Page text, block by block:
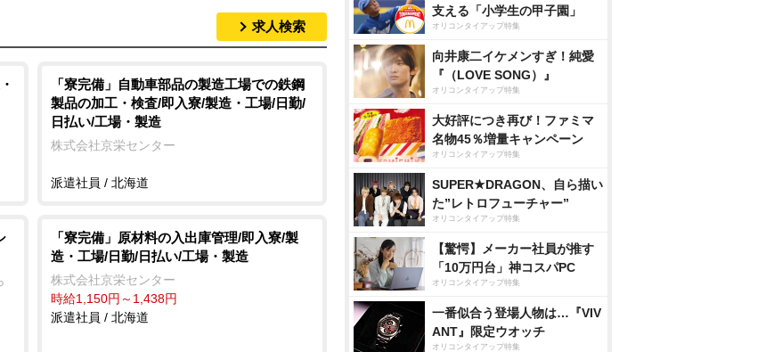
求人検索
「寮完備」自動車部品の製造工場での鉄鋼
製品の加工・検査/即入寮/製造・工場/日勤/
日払い/工場・製造
株式会社京栄センター
派遣社員 / 北海道
「寮完備」原材料の入出庫管理/即入寮/製
造・工場/日勤/日払い/工場・製造
株式会社京栄センター
時給1,150円～1,438円
派遣社員 / 北海道
支える「小学生の甲子園」
オリコンタイアップ特集
向井康二イケメンすぎ！純愛
『（LOVE SONG）』
オリコンタイアップ特集
大好評につき再び！ファミマ
名物45％増量キャンペーン
オリコンタイアップ特集
SUPER★DRAGON、自ら描い
た”レトロフューチャー”
オリコンタイアップ特集
【驚愕】メーカー社員が推す
「10万円台」神コスパPC
オリコンタイアップ特集
一番似合う登場人物は…『VIV
ANT』限定ウオッチ
オリコンタイアップ特集